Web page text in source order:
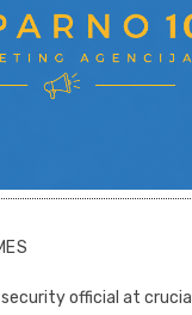
official at crucial